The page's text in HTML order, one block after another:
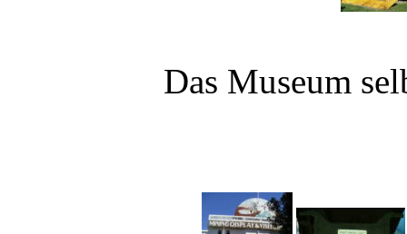
Das Museum